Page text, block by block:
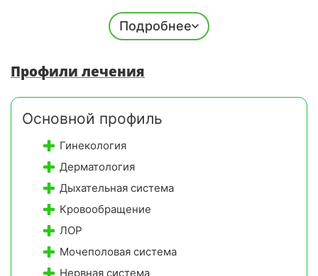
Трехразовое питание шведский стол:
сбалансированное меню с диетическими опциями,
учитывающими медицинские рекомендации для
предлагает ванны с минеральными водами, солями
и грязями, плюс массажи и косметологию для
расслабления и улучшения кровообращения
Собственный оборудованный пляж в летний сезон
с трансфером, шезлонгами, зонтами и медпунктом,
плюс доступ к мелкогалечному городскому пляжу в
900 метрах
Ежедневная анимация и спорт:
парку для поддержания тонуса без перегрузок
Подробнее
Профили лечения
Основной профиль
Гинекология
Дерматология
Дыхательная система
Кровообращение
ЛОР
Мочеполовая система
Нервная система